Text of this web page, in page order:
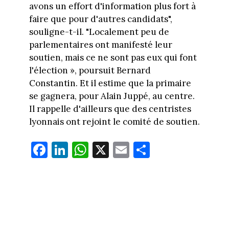
avons un effort d'information plus fort à
faire que pour d'autres candidats",
souligne-t-il. "Localement peu de
parlementaires ont manifesté leur
soutien, mais ce ne sont pas eux qui font
l'élection », poursuit Bernard
Constantin. Et il estime que la primaire
se gagnera, pour Alain Juppé, au centre.
Il rappelle d'ailleurs que des centristes
lyonnais ont rejoint le comité de soutien.
Fa
ce
Li
nk
W
ha
X E
m
Pa